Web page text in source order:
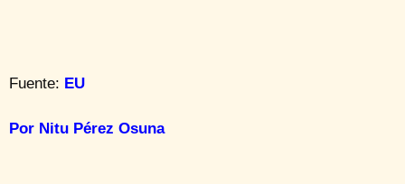
Fuente: EU
Por Nitu Pérez Osuna